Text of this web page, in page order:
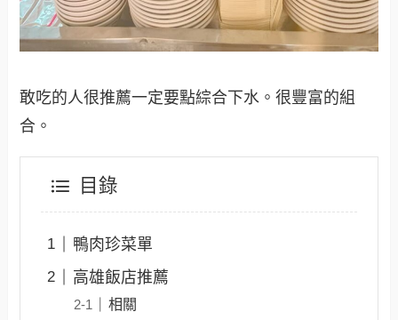
敢吃的人很推薦一定要點綜合下水。很豐富的組
合。
目錄
鴨肉珍菜單
高雄飯店推薦
相關